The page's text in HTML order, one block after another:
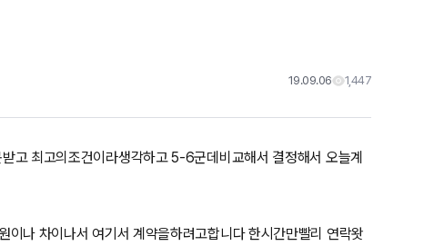
19.09.06 1,447
고 최고의조건이라생각하고 5-6군데비교해서 결정해서 오늘계
나 차이나서 여기서 계약을하려고합니다 한시간만빨리 연락왓